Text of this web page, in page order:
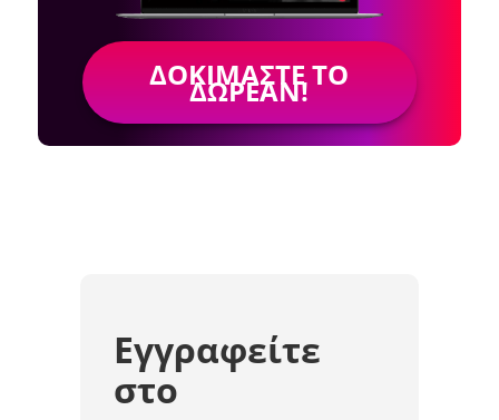
ΔΟΚΙΜΆΣΤΕ ΤΟ
ΔΩΡΕΆΝ!
Εγγραφείτε
στο